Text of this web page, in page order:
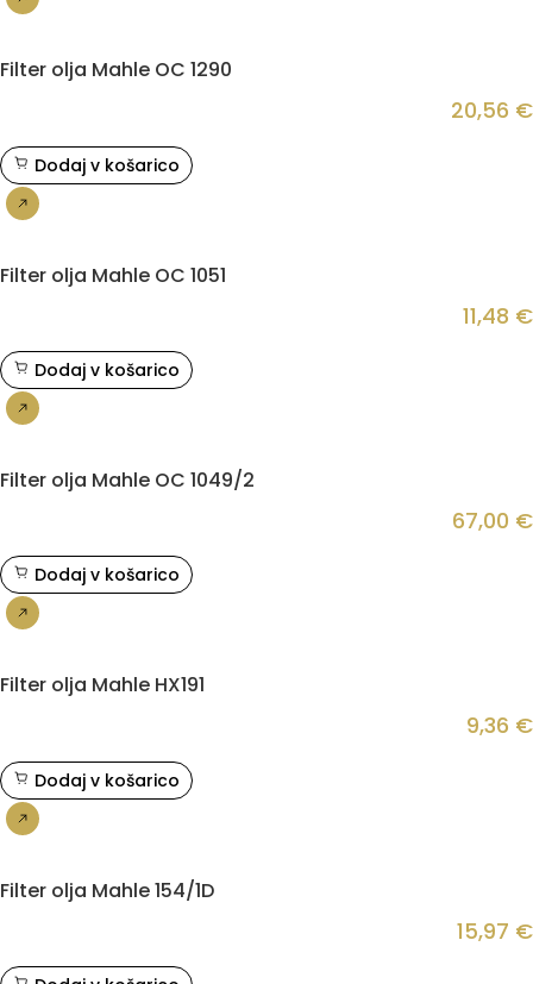
Filter olja Mahle OC 1290
20,56 €
Dodaj v košarico
Filter olja Mahle OC 1051
11,48 €
Dodaj v košarico
Filter olja Mahle OC 1049/2
67,00 €
Dodaj v košarico
Filter olja Mahle HX191
9,36 €
Dodaj v košarico
Filter olja Mahle 154/1D
15,97 €